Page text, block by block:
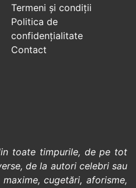
Termeni și condiții
Politica de
confidenţialitate
Contact
toate timpurile, de pe tot
de la autori celebrisau
maxime,cugetări,aforisme,